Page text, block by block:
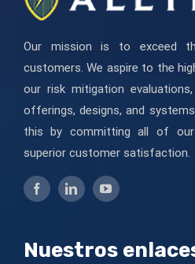
Our mission is to exceed
customers. We aspire to the
our risk mitigation
offerings, designs, and
this by committing all of our
superior customer satisfaction.
Nuestros